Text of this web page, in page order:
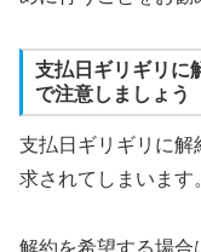
支払日ギリギリに
で注意しましょう
支払日ギリギリに解
求されてしまいます
解約を希望する場合